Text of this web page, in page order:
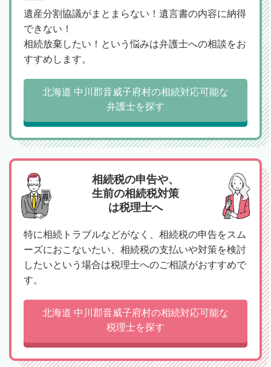
遺産分割協議がまとまらない！遺言書の内容に納得
できない！
相続放棄したい！という悩みは弁護士への相談をお
すすめします。
北海道 中川郡音威子府村の相続対応可能な
弁護士を探す
相続税の申告や、
生前の相続税対策
は税理士へ
特に相続トラブルなどがなく、相続税の申告をスム
ーズにおこないたい、相続税の支払いや対策を検討
したいという場合は税理士へのご相談がおすすめで
す。
北海道 中川郡音威子府村の相続対応可能な
税理士を探す